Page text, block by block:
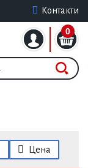
Контакти
0
Цена